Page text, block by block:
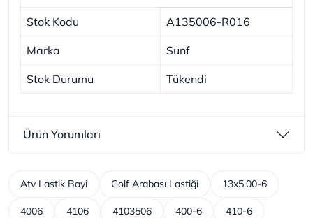
Stok Kodu A135006-R016
Marka Sunf
Stok Durumu Tükendi
Ürün Yorumları
Atv Lastik Bayi Golf Arabası Lastiği 13x5.00-6
4006 4106 4103506 400-6 410-6